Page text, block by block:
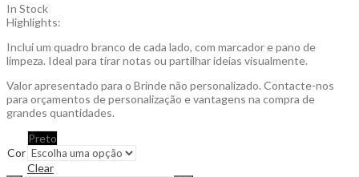
In Stock
Highlights:
Inclui um quadro branco de cada lado, com marcador e pano de
limpeza. Ideal para tirar notas ou partilhar ideias visualmente.
Valor apresentado para o Brinde não personalizado. Contacte-nos
para orçamentos de personalização e vantagens na compra de
grandes quantidades.
Cor
Preto
Clear